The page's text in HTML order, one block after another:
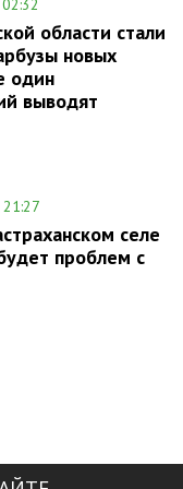
области стали
новых
один
выводят
21:27
селе
проблем с